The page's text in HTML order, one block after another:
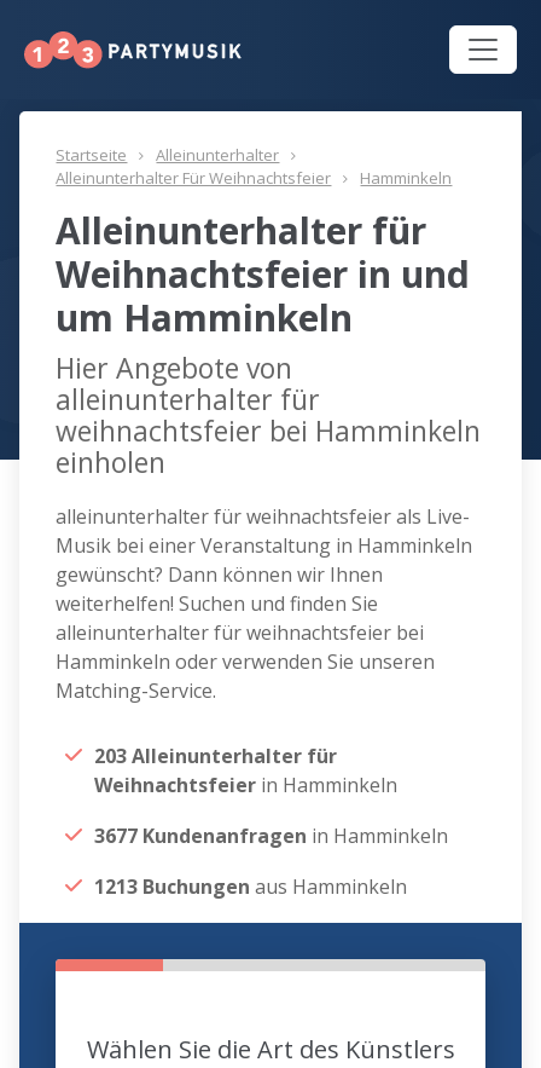
Startseite
Alleinunterhalter
Alleinunterhalter Für Weihnachtsfeier
Hamminkeln
Alleinunterhalter für
Weihnachtsfeier in und
um Hamminkeln
Hier Angebote von
alleinunterhalter für
weihnachtsfeier bei Hamminkeln
einholen
alleinunterhalter für weihnachtsfeier als Live-
Musik bei einer Veranstaltung in Hamminkeln
gewünscht? Dann können wir Ihnen
weiterhelfen! Suchen und finden Sie
alleinunterhalter für weihnachtsfeier bei
Hamminkeln oder verwenden Sie unseren
Matching-Service.
203 Alleinunterhalter für
Weihnachtsfeier in Hamminkeln
3677 Kundenanfragen in Hamminkeln
1213 Buchungen aus Hamminkeln
Wählen Sie die Art des Künstlers